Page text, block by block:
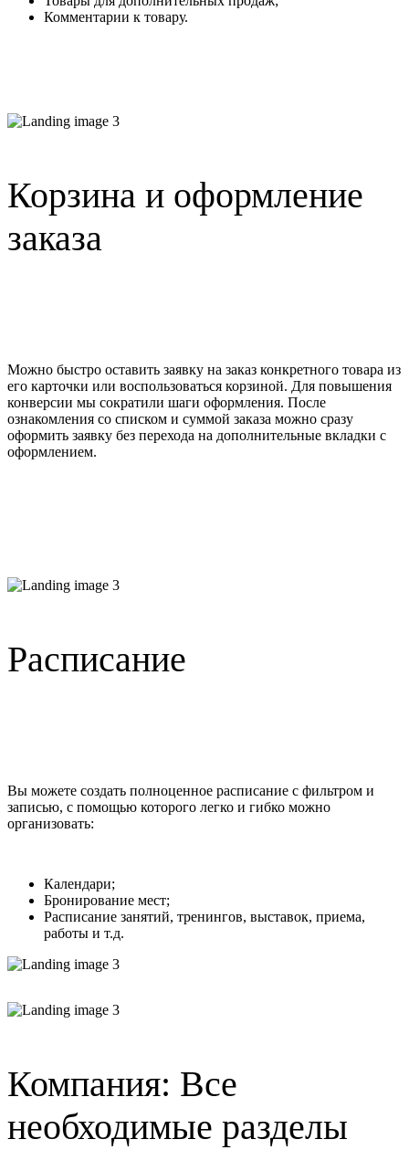
Комментарии к товару.
Корзина и оформление
заказа
Можно быстро оставить заявку на заказ конкретного товара из
его карточки или воспользоваться корзиной. Для повышения
конверсии мы сократили шаги оформления. После
ознакомления со списком и суммой заказа можно сразу
оформить заявку без перехода на дополнительные вкладки с
оформлением.
Расписание
Вы можете создать полноценное расписание с фильтром и
записью, с помощью которого легко и гибко можно
организовать:
Календари;
Бронирование мест;
Расписание занятий, тренингов, выставок, приема,
работы и т.д.
Компания: Все
необходимые разделы